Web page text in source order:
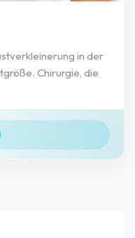
in der
Chirurgie, die